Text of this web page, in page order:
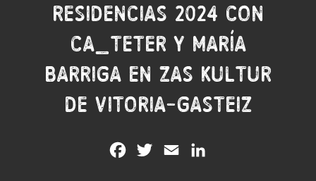
Residencias 2024 con
Ca_teter y María
Barriga en ZAS Kultur
de Vitoria-Gasteiz
FacebookTwitterEmail